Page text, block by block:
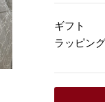
ギフト
ラッピング